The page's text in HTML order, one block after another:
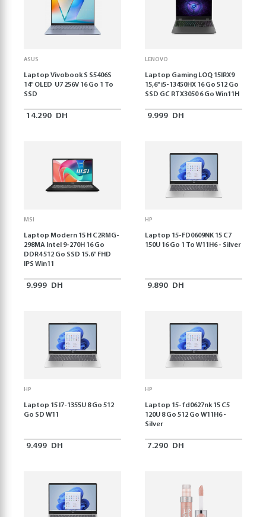
ASUS
Laptop Vivobook S S5406S
14" OLED U7 256V 16 Go 1 To
SSD
14.290 DH
LENOVO
Laptop Gaming LOQ 15IRX9
15,6'' i5-13450HX 16 Go 512 Go
SSD GC RTX3050 6 Go Win11H
9.999 DH
MSI
Laptop Modern 15 H C2RMG-
298MA Intel 9-270H 16 Go
DDR4 512 Go SSD 15.6" FHD
IPS Win11
9.999 DH
HP
Laptop 15-FD0609NK 15 C7
150U 16 Go 1 To W11H6 - Silver
9.890 DH
HP
Laptop 15 I7-1355U 8 Go 512
Go SD W11
9.499 DH
HP
Laptop 15-fd0627nk 15 C5
120U 8 Go 512 Go W11H6 -
Silver
7.290 DH